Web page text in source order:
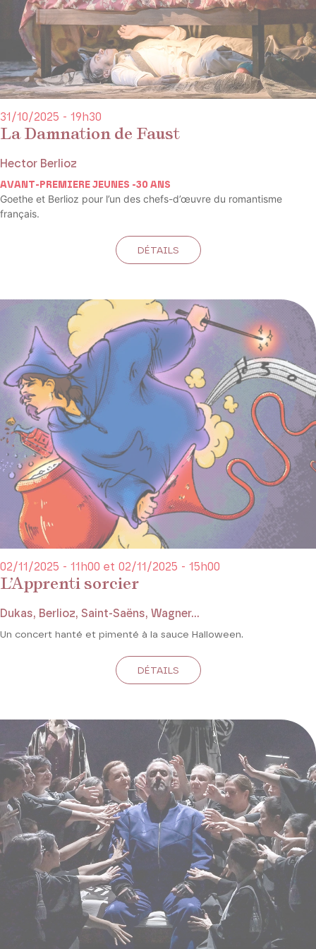
La Damnation de Faust
31/10/2025 - 19h30
Hector Berlioz
AVANT-PREMIERE JEUNES -30 ANS
Goethe et Berlioz pour l’un des chefs-d’œuvre du romantisme
français.
DÉTAILS
L’Apprenti sorcier
02/11/2025 - 11h00 et 02/11/2025 - 15h00
Dukas, Berlioz, Saint-Saëns, Wagner...
Un concert hanté et pimenté à la sauce Halloween.
DÉTAILS